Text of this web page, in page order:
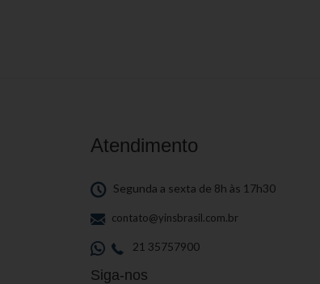
Atendimento
Segunda a sexta de 8h às 17h30
contato@yinsbrasil.com.br
21 35757900
Siga-nos